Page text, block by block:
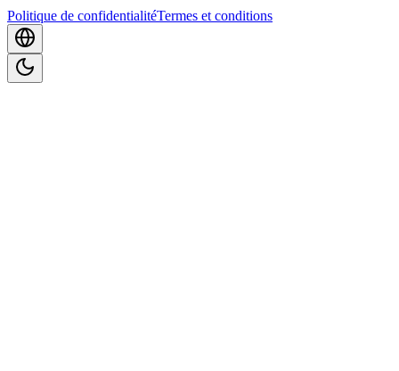
Politique de confidentialitéTermes et conditions